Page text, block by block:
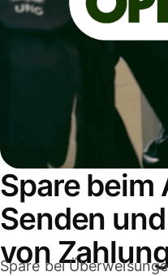
Spare beim
Senden
von
Spare bei